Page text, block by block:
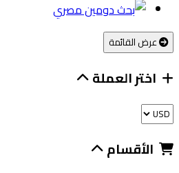
اختر العملة
الأقسام